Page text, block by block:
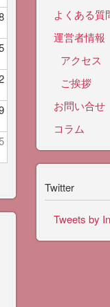
よくある質
運営者情報
アクセス
ご挨拶
お問い合せ
コラム
Twitter
Tweets by